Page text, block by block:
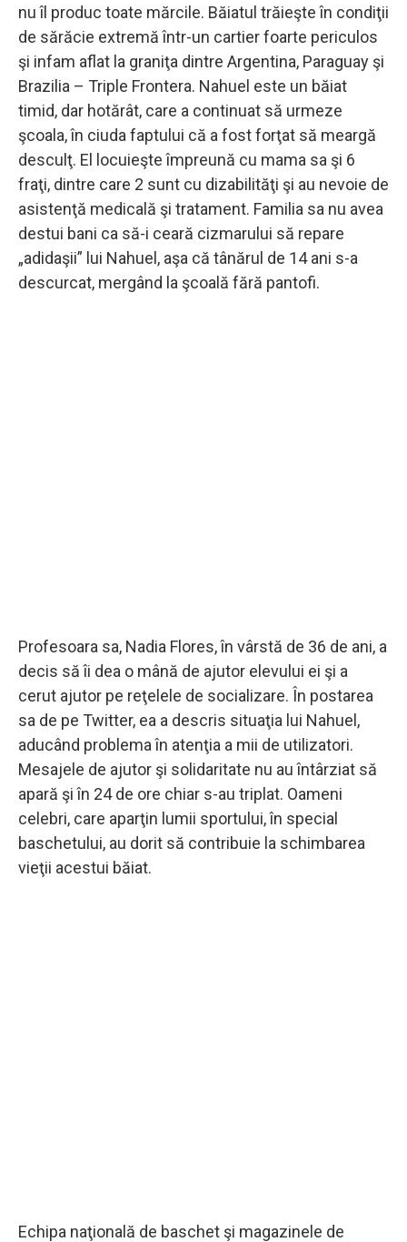
nu îl produc toate mărcile. Băiatul trăieşte în condiţii
de sărăcie extremă într-un cartier foarte periculos
şi infam aflat la graniţa dintre Argentina, Paraguay şi
Brazilia – Triple Frontera. Nahuel este un băiat
timid, dar hotărât, care a continuat să urmeze
şcoala, în ciuda faptului că a fost forţat să meargă
desculţ. El locuieşte împreună cu mama sa şi 6
fraţi, dintre care 2 sunt cu dizabilităţi şi au nevoie de
asistenţă medicală şi tratament. Familia sa nu avea
destui bani ca să-i ceară cizmarului să repare
„adidaşii” lui Nahuel, aşa că tânărul de 14 ani s-a
descurcat, mergând la şcoală fără pantofi.
Profesoara sa, Nadia Flores, în vârstă de 36 de ani, a
decis să îi dea o mână de ajutor elevului ei şi a
cerut ajutor pe reţelele de socializare. În postarea
sa de pe Twitter, ea a descris situaţia lui Nahuel,
aducând problema în atenţia a mii de utilizatori.
Mesajele de ajutor şi solidaritate nu au întârziat să
apară şi în 24 de ore chiar s-au triplat. Oameni
celebri, care aparţin lumii sportului, în special
baschetului, au dorit să contribuie la schimbarea
vieţii acestui băiat.
Echipa naţională de baschet şi magazinele de